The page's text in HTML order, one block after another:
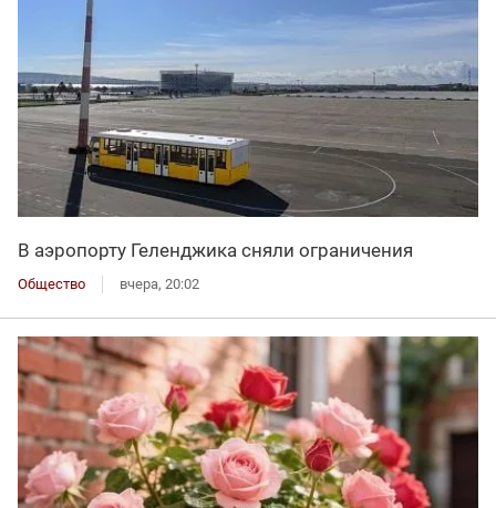
В аэропорту Геленджика сняли ограничения
Общество вчера, 20:02